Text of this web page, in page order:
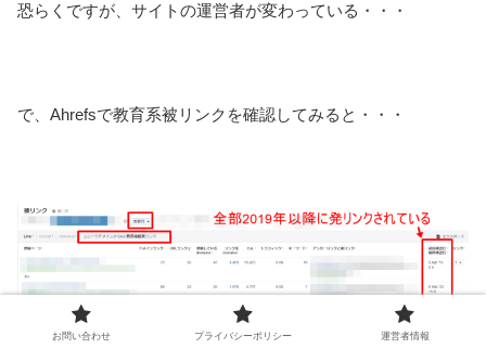
恐らくですが、サイトの運営者が変わっている・・・
で、Ahrefsで教育系被リンクを確認してみると・・・
お問い合わせ プライバシーポリシー 運営者情報